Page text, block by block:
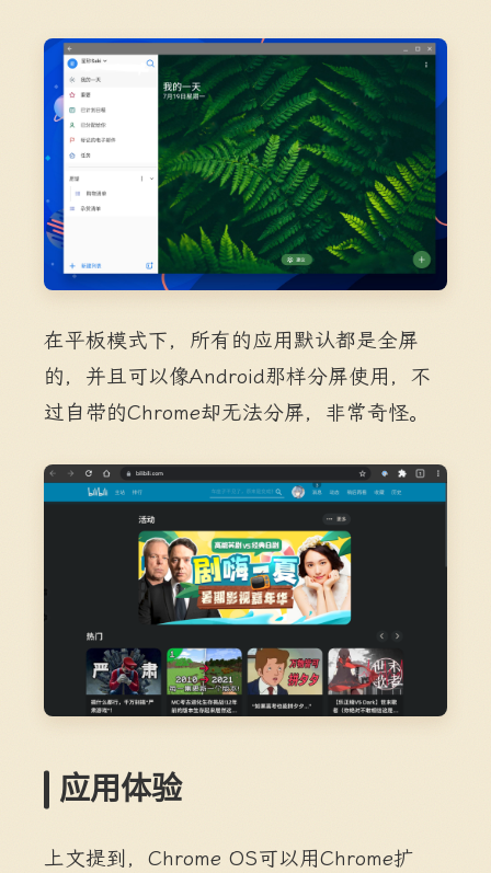
在平板模式下，所有的应用默认都是全屏
的，并且可以像Android那样分屏使用，不
过自带的Chrome却无法分屏，非常奇怪。
应用体验
上文提到，Chrome OS可以用Chrome扩